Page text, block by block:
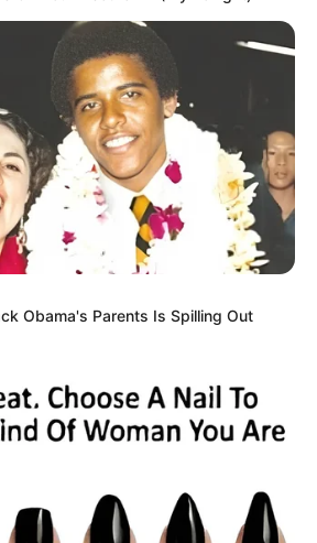
(foto: pinterest)
kulit sehingga tampak
serta melepaskan sel-sel kulit
Obama's Parents Is Spilling Out